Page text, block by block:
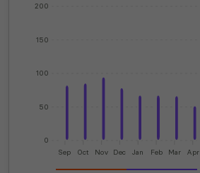
0
50
100
150
200
Sep Oct Nov Dec Jan Feb Mar Apr